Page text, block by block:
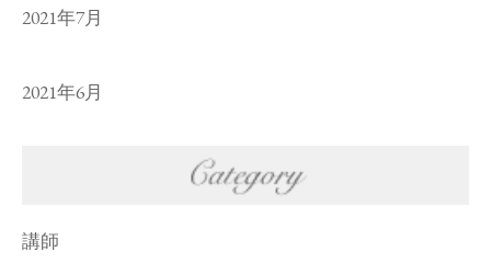
2021年7月
2021年6月
講師